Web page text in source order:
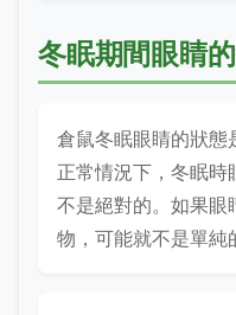
冬眠期間眼睛
倉鼠冬眠眼睛的狀態
正常情況下，冬眠時
不是絕對的。如果眼
物，可能就不是單純